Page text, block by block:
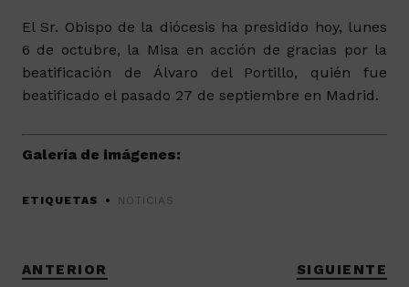
El Sr. Obispo de la diócesis ha presidido hoy, lunes
6 de octubre, la Misa en acción de gracias por la
beatificación de Álvaro del Portillo, quién fue
beatificado el pasado 27 de septiembre en Madrid.
Galería de imágenes:
ETIQUETAS NOTICIAS
ANTERIOR SIGUIENTE